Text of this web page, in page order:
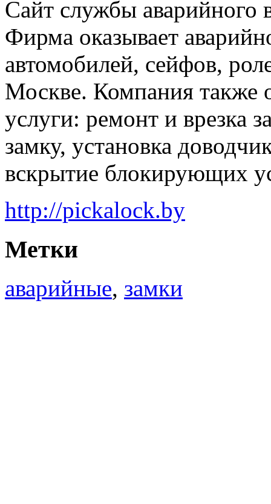
Сайт службы аварийного
Фирма оказывает
автомобилей, сейфов,
Москве. Компания также
услуги: ремонт и врезка
замку, установка
вскрытие блокирующих
http://pickalock.by
Метки
аварийные, замки